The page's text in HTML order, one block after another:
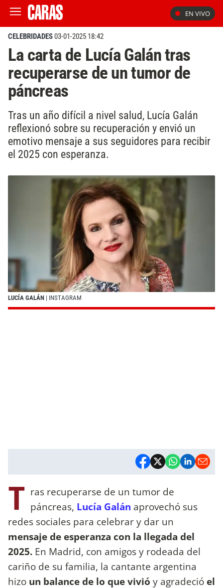
EN VIVO
CELEBRIDADES03-01-2025 18:42
La carta de Lucía Galán tras
recuperarse de un tumor de
páncreas
Tras un año difícil a nivel salud, Lucía Galán
reflexionó sobre su recuperación y envió un
emotivo mensaje a sus seguidores para recibir
el 2025 con esperanza.
LUCÍA GALÁN | INSTAGRAM
T ras recuperarse de un tumor de
páncreas, Lucía Galán aprovechó sus
redes sociales para celebrar y dar un
mensaje de esperanza con la llegada del
2025. En Madrid, con amigos y rodeada del
cariño de su familia, la cantante argentina
hizo un balance de lo que vivió y agradeció el